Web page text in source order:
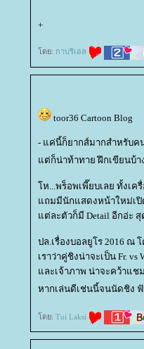
+
ดย: กาบริเอล
toor36 Cartoon Blog
- แค่นี้ก็ยากส์มากสำหรับค
ต่ก็น่าท้าทาย ฝึกเขียนบ้า
ห...พร็อพเพี๊ยบเลย ทั้งเค
ถมมีนักแสดงหน้าใหม่เปิ
ต่ละตัวก็มี Detail อีกอ่ะ สุ
ปล.เรื่องบอลยูโร 2016 ณ
เราว่าคู่ชิงน่าจะเป็น Fr. vs
ละเจ้าภาพ น่าจะคว้าแช
หากเล่นดีเช่นนี้จนนัดชิง
ดย: Tui Laksi